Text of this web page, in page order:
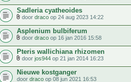
Sadleria cyatheoides
door draco op 24 aug 2023 14:22
Asplenium bulbiferum
door draco op 16 jan 2016 15:58
Pteris wallichiana rhizomen
door jos944 op 21 jan 2014 16:23
Nieuwe kostganger
door draco op 08 jun 2021 16:53